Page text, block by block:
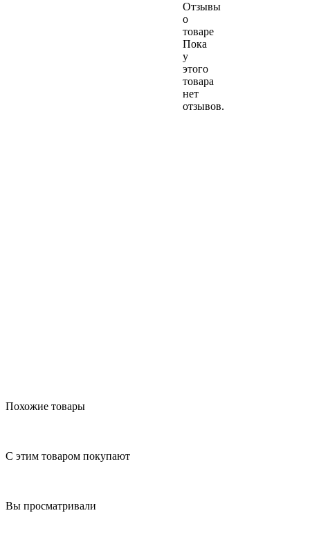
Отзывы
о
товаре
Пока
у
этого
товара
нет
отзывов.
Похожие товары
С этим товаром покупают
Вы просматривали